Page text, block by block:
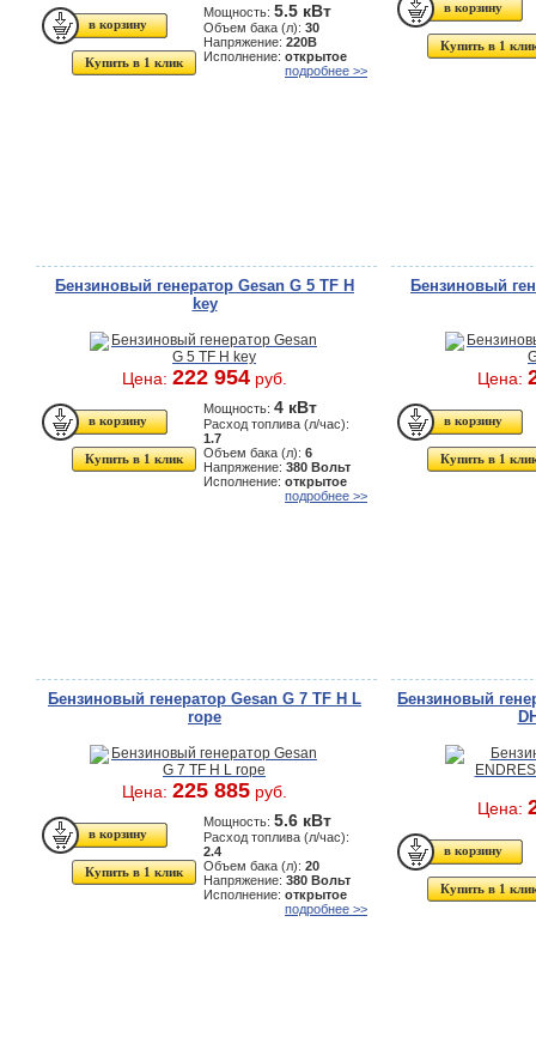
Купить в 1 клик
Мощность: 5.5 кВт
Объем бака (л): 30
Напряжение: 220В
Исполнение: открытое
подробнее >>
Купить в 1
Бензиновый генератор Gesan G 5 TF H
key
Цена: 222 954 руб.
Купить в 1 клик
Мощность: 4 кВт
Расход топлива (л/час):
1.7
Объем бака (л): 6
Напряжение: 380 Вольт
Исполнение: открытое
подробнее >>
Бензиновый
Цена:
Купить в 1
Бензиновый генератор Gesan G 7 TF H L
rope
Цена: 225 885 руб.
Купить в 1 клик
Мощность: 5.6 кВт
Расход топлива (л/час):
2.4
Объем бака (л): 20
Напряжение: 380 Вольт
Исполнение: открытое
подробнее >>
Бензиновый
Цена:
Купить в 1